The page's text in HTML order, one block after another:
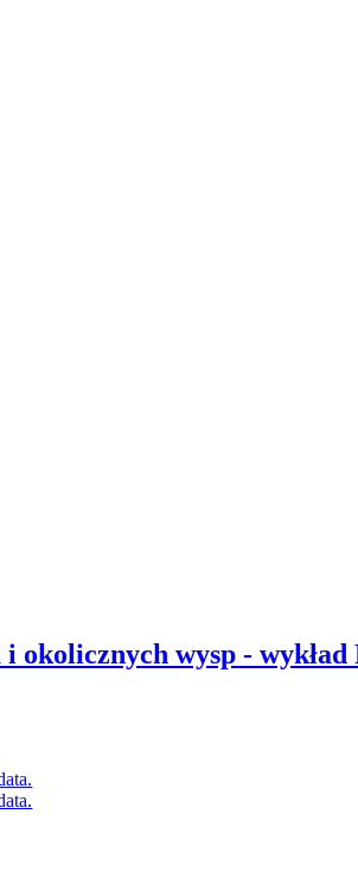
okolicznych wysp -